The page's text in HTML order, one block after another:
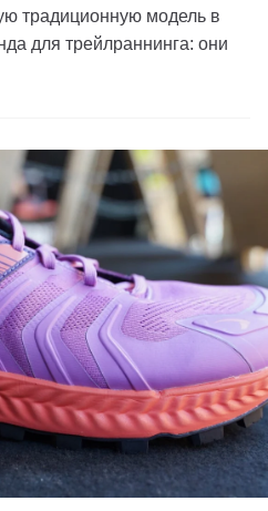
традиционную модель в
для трейлраннинга: они